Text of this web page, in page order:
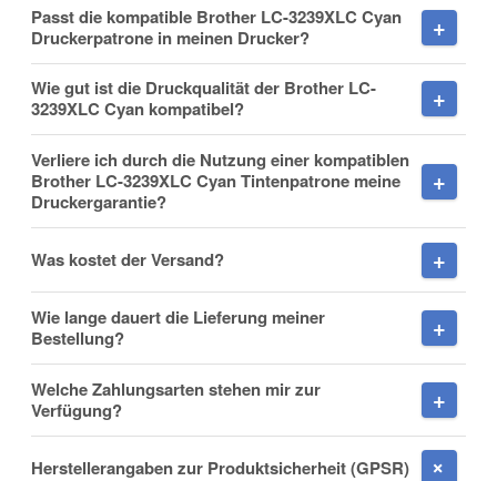
Nachname
E-Mail
Passt die kompatible Brother LC-3239XLC Cyan
Druckerpatrone in meinen Drucker?
Wie gut ist die Druckqualität der Brother LC-
3239XLC Cyan kompatibel?
Verliere ich durch die Nutzung einer kompatiblen
Brother LC-3239XLC Cyan Tintenpatrone meine
Druckergarantie?
Was kostet der Versand?
Wie lange dauert die Lieferung meiner
Bestellung?
Welche Zahlungsarten stehen mir zur
Verfügung?
Herstellerangaben zur Produktsicherheit (GPSR)